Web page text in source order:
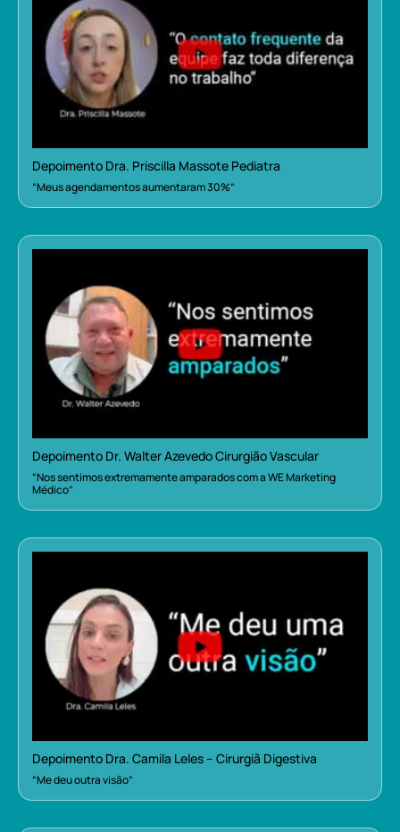
Depoimento Dra. Priscilla Massote Pediatra
“Meus agendamentos aumentaram 30%”
Depoimento Dr. Walter Azevedo Cirurgião Vascular
“Nos sentimos extremamente amparados com a WE Marketing
Médico”
Depoimento Dra. Camila Leles – Cirurgiã Digestiva
“Me deu outra visão”